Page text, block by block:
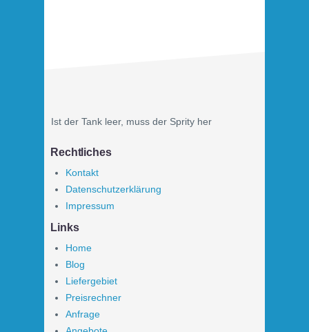
Ist der Tank leer, muss der Sprity her
Rechtliches
Kontakt
Datenschutzerklärung
Impressum
Links
Home
Blog
Liefergebiet
Preisrechner
Anfrage